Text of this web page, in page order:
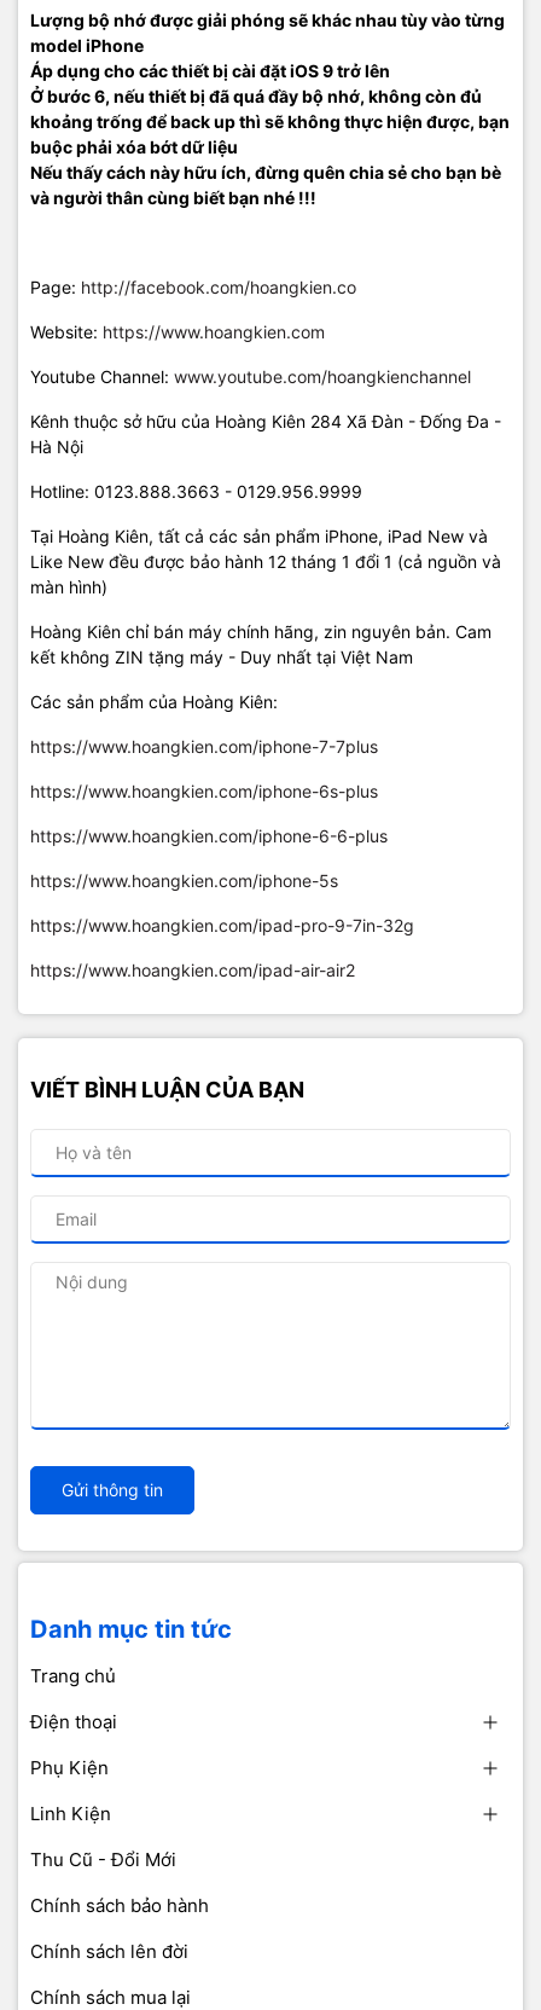
Lượng bộ nhớ được giải phóng sẽ khác nhau tùy vào từng
model iPhone
Áp dụng cho các thiết bị cài đặt iOS 9 trở lên
Ở bước 6, nếu thiết bị đã quá đầy bộ nhớ, không còn đủ
khoảng trống để back up thì sẽ không thực hiện được, bạn
buộc phải xóa bớt dữ liệu
Nếu thấy cách này hữu ích, đừng quên chia sẻ cho bạn bè
và người thân cùng biết bạn nhé !!!
Page: http://facebook.com/hoangkien.co
Website: https://www.hoangkien.com
Youtube Channel: www.youtube.com/hoangkienchannel
Kênh thuộc sở hữu của Hoàng Kiên 284 Xã Đàn - Đống Đa -
Hà Nội
Hotline: 0123.888.3663 - 0129.956.9999
Tại Hoàng Kiên, tất cả các sản phẩm iPhone, iPad New và
Like New đều được bảo hành 12 tháng 1 đổi 1 (cả nguồn và
màn hình)
Hoàng Kiên chỉ bán máy chính hãng, zin nguyên bản. Cam
kết không ZIN tặng máy - Duy nhất tại Việt Nam
Các sản phẩm của Hoàng Kiên:
https://www.hoangkien.com/iphone-7-7plus
https://www.hoangkien.com/iphone-6s-plus
https://www.hoangkien.com/iphone-6-6-plus
https://www.hoangkien.com/iphone-5s
https://www.hoangkien.com/ipad-pro-9-7in-32g
https://www.hoangkien.com/ipad-air-air2
VIẾT BÌNH LUẬN CỦA BẠN
Gửi thông tin
Danh mục tin tức
Trang chủ
Điện thoại
Phụ Kiện
Linh Kiện
Thu Cũ - Đổi Mới
Chính sách bảo hành
Chính sách lên đời
Chính sách mua lại